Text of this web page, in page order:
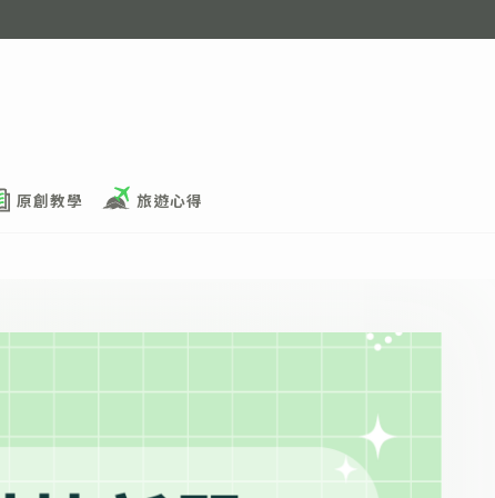
原創教學 旅遊心得